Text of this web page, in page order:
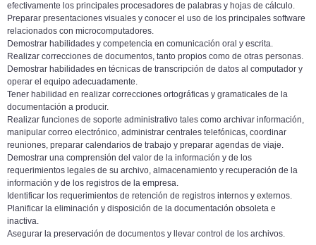
efectivamente los principales procesadores de palabras y hojas de cálculo.
Preparar presentaciones visuales y conocer el uso de los principales software
relacionados con microcomputadores.
Demostrar habilidades y competencia en comunicación oral y escrita.
Realizar correcciones de documentos, tanto propios como de otras personas.
Demostrar habilidades en técnicas de transcripción de datos al computador y
operar el equipo adecuadamente.
Tener habilidad en realizar correcciones ortográficas y gramaticales de la
documentación a producir.
Realizar funciones de soporte administrativo tales como archivar información,
manipular correo electrónico, administrar centrales telefónicas, coordinar
reuniones, preparar calendarios de trabajo y preparar agendas de viaje.
Demostrar una comprensión del valor de la información y de los
requerimientos legales de su archivo, almacenamiento y recuperación de la
información y de los registros de la empresa.
Identificar los requerimientos de retención de registros internos y externos.
Planificar la eliminación y disposición de la documentación obsoleta e
inactiva.
Asegurar la preservación de documentos y llevar control de los archivos.